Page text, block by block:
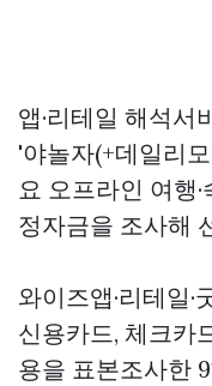
앱·리테일 해석서
'야놀자(+데일리
요 오프라인 여행
정자금을 조사해
와이즈앱·리테일
신용카드, 체크카
용을 표본조사한